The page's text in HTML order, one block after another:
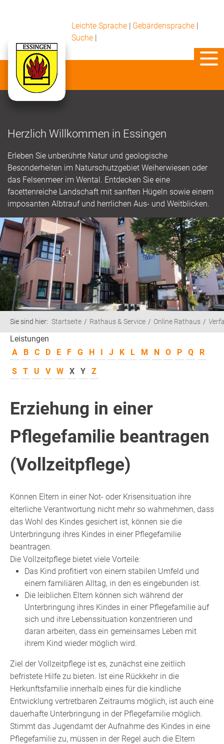
Leichte Sprache | Gebärdensprache |
Suche |
Herzlich Willkommen in Essingen
Erleben Sie unberührte Natur und geologische
Besonderheiten im Naturschutzgebiet Weiherwiesen oder
das Felsenmeer im Wental. Entdecken Sie eine
facettenreiche Landschaft mit sanften Hügeln sowie einem
imposanten Albtrauf und herrlichen Aus- und Weitblicken.
Sie sind hier: Startseite Rathaus & Service Online Rathaus
Leistungen
A
B C D E F G H I J K L M N O P Q
R
S
T U V W X Y Z
Erziehung in einer
Pflegefamilie beantragen
(Vollzeitpflege)
Können Eltern in einer Not- oder Krisensituation ihre
elterliche Verantwortung nicht mehr so wahrnehmen, dass
das Wohl des Kindes gesichert ist, können sie die
Unterbringung ihres Kindes in einer Pflegefamilie
beantragen.
Die Vollzeitpflege bietet viele Vorteile:
Das Kind profitiert von einem stabilen Umfeld und
einem familiären Alltag, in den es eingebunden ist.
Die leiblichen Eltern können sich während der
Unterbringung ihres Kindes in einer Pflegefamilie auf
sich und ihre Lebenssituation konzentrieren und
daran arbeiten, dass ein gemeinsames Leben mit
ihrem Kind wieder möglich wird.
Ziel der Vollzeitpflege ist es, zunächst eine zeitlich
befristete Hilfe zu bieten. Ist eine Rückkehr in die
Herkunftsfamilie innerhalb eines für die kindliche
Entwicklung vertretbaren Zeitraums möglich, ist auch eine
dauerhafte Unterbringung in der Pflegefamilie möglich.
Stimmt das Jugendamt der Aufnahme des Kindes in eine
Pflegefamilie zu, müssen in der Regel auch die Eltern